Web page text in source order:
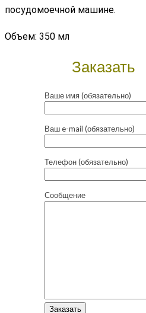
посудомоечной машине.
Объем: 350 мл
Заказать
Ваше имя (обязательно)
Ваш e-mail (обязательно)
Телефон (обязательно)
Сообщение